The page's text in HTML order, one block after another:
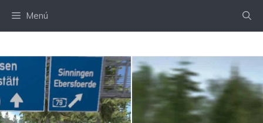
Menú